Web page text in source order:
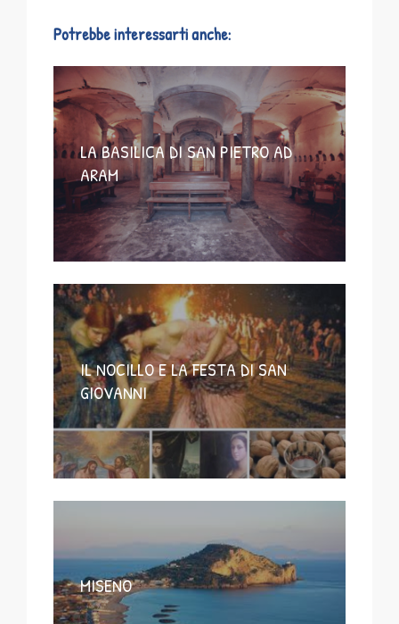
Potrebbe interessarti anche:
LA BASILICA DI SAN PIETRO AD
ARAM
IL NOCILLO E LA FESTA DI SAN
GIOVANNI
MISENO